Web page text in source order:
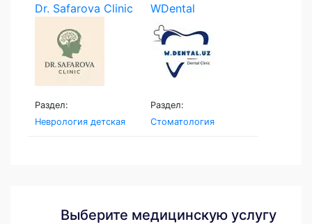
Dr. Safarova Clinic
Раздел:
Неврология детская
WDental
Раздел:
Стоматология
Выберите медицинскую услугу